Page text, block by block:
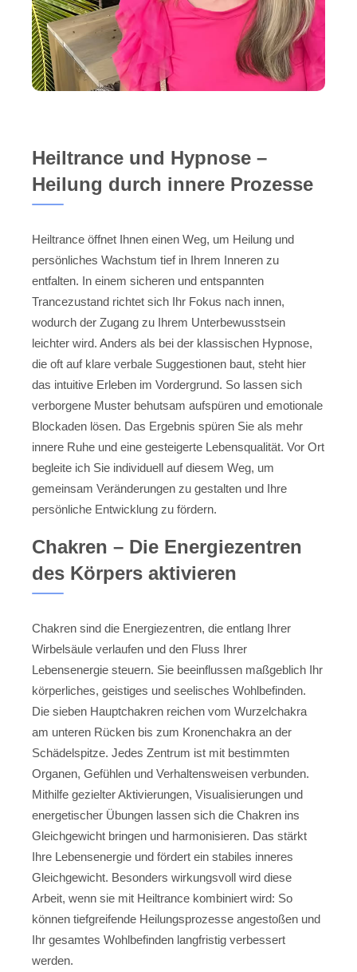
Heiltrance und Hypnose –
Heilung durch innere Prozesse
Heiltrance öffnet Ihnen einen Weg, um Heilung und
persönliches Wachstum tief in Ihrem Inneren zu
entfalten. In einem sicheren und entspannten
Trancezustand richtet sich Ihr Fokus nach innen,
wodurch der Zugang zu Ihrem Unterbewusstsein
leichter wird. Anders als bei der klassischen Hypnose,
die oft auf klare verbale Suggestionen baut, steht hier
das intuitive Erleben im Vordergrund. So lassen sich
verborgene Muster behutsam aufspüren und emotionale
Blockaden lösen. Das Ergebnis spüren Sie als mehr
innere Ruhe und eine gesteigerte Lebensqualität. Vor Ort
begleite ich Sie individuell auf diesem Weg, um
gemeinsam Veränderungen zu gestalten und Ihre
persönliche Entwicklung zu fördern.
Chakren – Die Energiezentren
des Körpers aktivieren
Chakren sind die Energiezentren, die entlang Ihrer
Wirbelsäule verlaufen und den Fluss Ihrer
Lebensenergie steuern. Sie beeinflussen maßgeblich Ihr
körperliches, geistiges und seelisches Wohlbefinden.
Die sieben Hauptchakren reichen vom Wurzelchakra
am unteren Rücken bis zum Kronenchakra an der
Schädelspitze. Jedes Zentrum ist mit bestimmten
Organen, Gefühlen und Verhaltensweisen verbunden.
Mithilfe gezielter Aktivierungen, Visualisierungen und
energetischer Übungen lassen sich die Chakren ins
Gleichgewicht bringen und harmonisieren. Das stärkt
Ihre Lebensenergie und fördert ein stabiles inneres
Gleichgewicht. Besonders wirkungsvoll wird diese
Arbeit, wenn sie mit Heiltrance kombiniert wird: So
können tiefgreifende Heilungsprozesse angestoßen und
Ihr gesamtes Wohlbefinden langfristig verbessert
werden.